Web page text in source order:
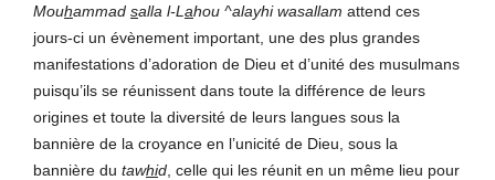
Mouhammad salla l-L ahou ^alayhi wasallam attend ces
jours-ci un évènement important, une des plus grandes
manifestations d’adoration de Dieu et d’unité des musulmans
puisqu’ils se réunissent dans toute la différence de leurs
origines et toute la diversité de leurs langues sous la
bannière de la croyance en l’unicité de Dieu, sous la
bannière du tawhid , celle qui les réunit en un même lieu pour